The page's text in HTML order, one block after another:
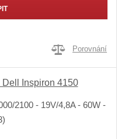
Porovnání
Inspiron 4150